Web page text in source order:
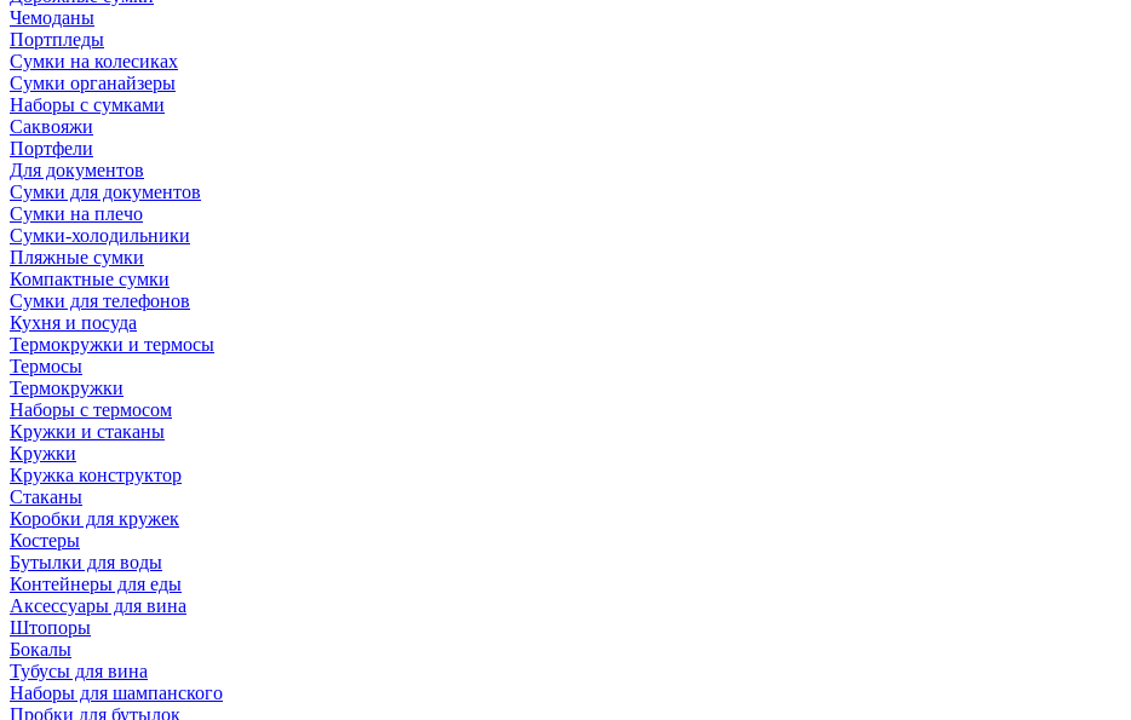
Чемоданы
Портпледы
Сумки на колесиках
Сумки органайзеры
Наборы с сумками
Саквояжи
Портфели
Для документов
Сумки для документов
Сумки на плечо
Сумки-холодильники
Пляжные сумки
Компактные сумки
Сумки для телефонов
Кухня и посуда
Термокружки и термосы
Термосы
Термокружки
Наборы с термосом
Кружки и стаканы
Кружки
Кружка конструктор
Стаканы
Коробки для кружек
Костеры
Бутылки для воды
Контейнеры для еды
Аксессуары для вина
Штопоры
Бокалы
Тубусы для вина
Наборы для шампанского
Пробки для бутылок